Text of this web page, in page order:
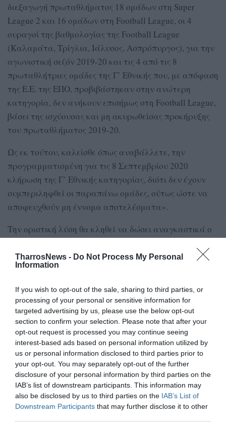
TharrosNews - Do Not Process My Personal
Information
If you wish to opt-out of the sale, sharing to third parties, or
processing of your personal or sensitive information for
targeted advertising by us, please use the below opt-out
section to confirm your selection. Please note that after your
opt-out request is processed you may continue seeing
interest-based ads based on personal information utilized by
us or personal information disclosed to third parties prior to
your opt-out. You may separately opt-out of the further
disclosure of your personal information by third parties on the
IAB’s list of downstream participants. This information may
also be disclosed by us to third parties on the IAB’s List of
Downstream Participants that may further disclose it to other
διεξαγωγή πρωταθλήματος 18 ομάδων στη Super
League 2 και 16 ομάδων στη Football League, οι 4
ουραγοί της βαθμολογίας της Football League
(Καλαμάτα, Τρίγλια, Ιάλυσος, Ασπρόπυργος), για την
αγωνιστική σεζόν 2019-20 και τις 4 από τις 8
πρωταθλήτριες ομάδες της Γ’ Εθνικής που, με απόφαση
της Ε.Ε. της ΕΠΟ, προβιβάστηκαν στην ανώτερη
κατηγορία, δεν ανήκουν επισήμως στη Football League,
βάσει της ισχύουσας και μη ακυρωθείσας προκήρυξης
του πρωταθλήματος 2019-20.
Ως εκ τούτου, καλείσθε όπως αναβάλλετε, την
προγραμματισμένη για τις 8 Σεπτεμβρίου 2020
κλήρωση της Γ’ Εθνικής κατηγορίας, διότι δεν έχουν
συμπεριληφθεί οι παραπάνω ομάδες, ούτως ώστε να
αποφευχθούν μη έννομα αποτελέσματα».
Την οριστική λύση θα κληθεί να δώσει αναγκαστικά ο
πάντως μέχρι στιγμής παίζει το ρόλο του …Πόντιου
Πιλάτου.
TAGS: ΠΟΔΟΣΦΑΙΡΟ Super League 2
Facebook Twitter